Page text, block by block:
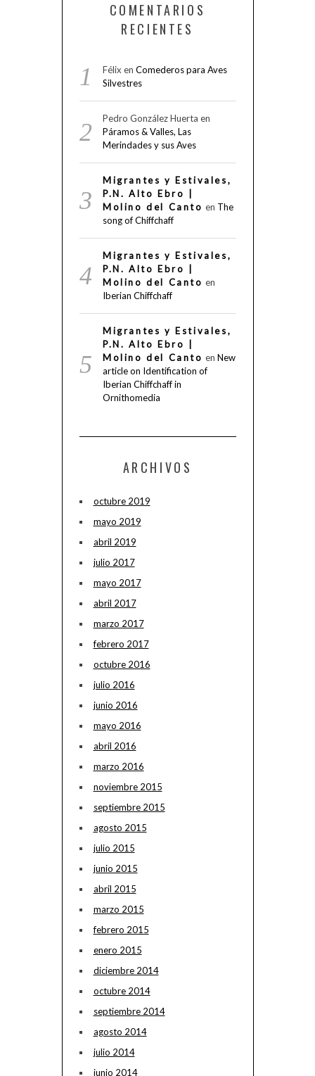
COMENTARIOS
RECIENTES
Félix en Comederos para Aves
Silvestres
Pedro González Huerta en
Páramos & Valles, Las
Merindades y sus Aves
Migrantes y Estivales,
P.N. Alto Ebro |
Molino del Canto en The
song of Chiffchaff
Migrantes y Estivales,
P.N. Alto Ebro |
Molino del Canto en
Iberian Chiffchaff
Migrantes y Estivales,
P.N. Alto Ebro |
Molino del Canto en New
article on Identification of
Iberian Chiffchaff in
Ornithomedia
ARCHIVOS
octubre 2019
mayo 2019
abril 2019
julio 2017
mayo 2017
abril 2017
marzo 2017
febrero 2017
octubre 2016
julio 2016
junio 2016
mayo 2016
abril 2016
marzo 2016
noviembre 2015
septiembre 2015
agosto 2015
julio 2015
junio 2015
abril 2015
marzo 2015
febrero 2015
enero 2015
diciembre 2014
octubre 2014
septiembre 2014
agosto 2014
julio 2014
junio 2014